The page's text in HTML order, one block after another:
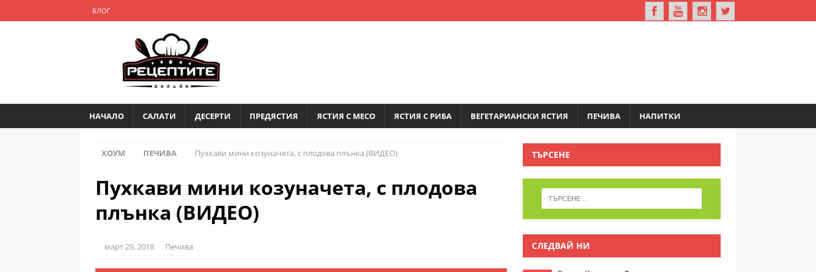
БЛОГ
НАЧАЛО САЛАТИ ДЕСЕРТИ ПРЕДЯСТИЯ ЯСТИЯ С МЕСО ЯСТИЯ С РИБА ВЕГЕТАРИАНСКИ ЯСТИЯ ПЕЧИВА НАПИТКИ
ХОУМ ПЕЧИВА Пухкави мини козуначета, с плодова плънка (ВИДЕО)
Пухкави мини козуначета, с плодова
плънка (ВИДЕО)
март 29, 2018 Печива
ТЪРСЕНЕ
СЛЕДВАЙ НИ